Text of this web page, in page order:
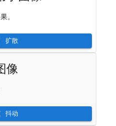
。
扩散
像
抖动